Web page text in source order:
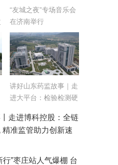
“友城之夜”专场音乐会
在济南举行
讲好山东药监故事｜走
进大平台：检验检测硬
生产力
走进博科控股：全链
准监管助力创新速
”枣庄站人气爆棚 台